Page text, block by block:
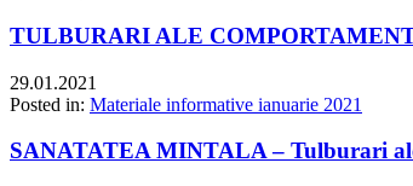
TULBURARI ALE
29.01.2021
Posted in: Materiale informative ianuarie 2021
SANATATEA MINTALA – Tulburari